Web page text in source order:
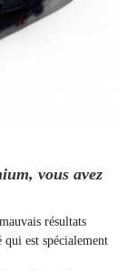
vous avez
résultats
est spécialement